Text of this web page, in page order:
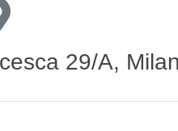
29/A,